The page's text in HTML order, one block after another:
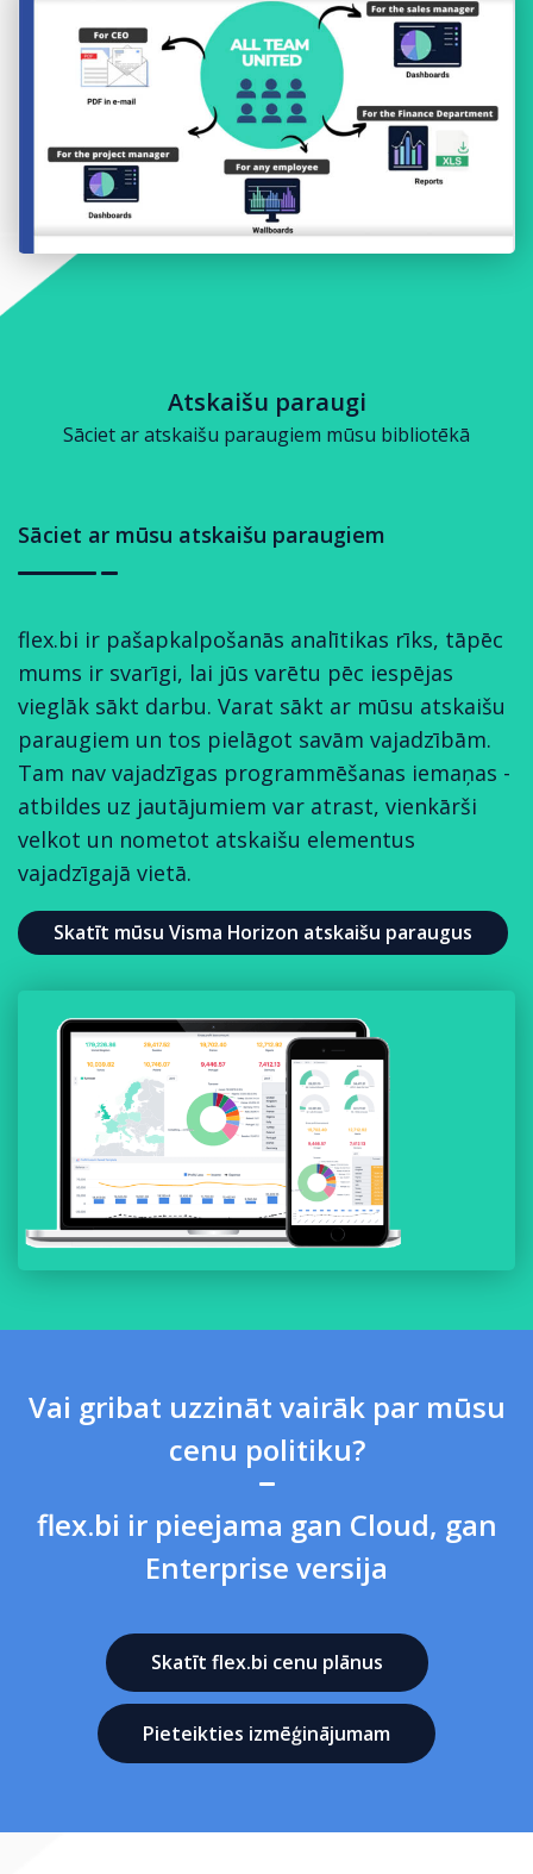
Atskaišu paraugi
Sāciet ar atskaišu paraugiem mūsu bibliotēkā
Sāciet ar mūsu atskaišu paraugiem
flex.bi ir pašapkalpošanās analītikas rīks, tāpēc
mums ir svarīgi, lai jūs varētu pēc iespējas
vieglāk sākt darbu. Varat sākt ar mūsu atskaišu
paraugiem un tos pielāgot savām vajadzībām.
Tam nav vajadzīgas programmēšanas iemaņas -
atbildes uz jautājumiem var atrast, vienkārši
velkot un nometot atskaišu elementus
vajadzīgajā vietā.
Skatīt mūsu Visma Horizon atskaišu paraugus
Vai gribat uzzināt vairāk par mūsu
cenu politiku?
flex.bi ir pieejama gan Cloud, gan
Enterprise versija
Skatīt flex.bi cenu plānus
Pieteikties izmēģinājumam